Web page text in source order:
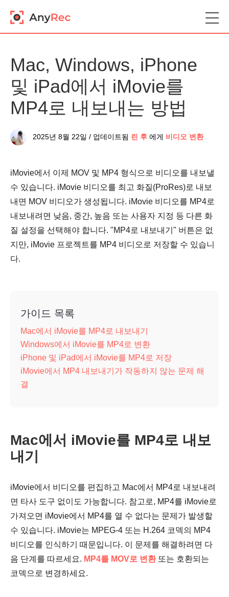
Mac, Windows, iPhone
및 iPad에서 iMovie를
MP4로 내보내는 방법
2025년 8월 22일 / 업데이트됨 린 후 에게 비디오 변환
iMovie에서 이제 MOV 및 MP4 형식으로 비디오를 내보낼
수 있습니다. iMovie 비디오를 최고 화질(ProRes)로 내보
내면 MOV 비디오가 생성됩니다. iMovie 비디오를 MP4로
내보내려면 낮음, 중간, 높음 또는 사용자 지정 등 다른 화
질 설정을 선택해야 합니다. "MP4로 내보내기" 버튼은 없
지만, iMovie 프로젝트를 MP4 비디오로 저장할 수 있습니
다.
가이드 목록
Mac에서 iMovie를 MP4로 내보내기
Windows에서 iMovie를 MP4로 변환
iPhone 및 iPad에서 iMovie를 MP4로 저장
iMovie에서 MP4 내보내기가 작동하지 않는 문제 해
결
Mac에서 iMovie를 MP4로 내보
내기
iMovie에서 비디오를 편집하고 Mac에서 MP4로 내보내려
면 타사 도구 없이도 가능합니다. 참고로, MP4를 iMovie로
가져오면 iMovie에서 MP4를 열 수 없다는 문제가 발생할
수 있습니다. iMovie는 MPEG-4 또는 H.264 코덱의 MP4
비디오를 인식하기 때문입니다. 이 문제를 해결하려면 다
음 단계를 따르세요. MP4를 MOV로 변환또는 호환되는
코덱으로 변경하세요.